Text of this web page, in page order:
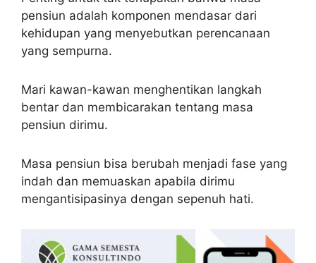
pensiun adalah komponen mendasar dari
kehidupan yang menyebutkan perencanaan
yang sempurna.
Mari kawan-kawan menghentikan langkah
bentar dan membicarakan tentang masa
pensiun dirimu.
Masa pensiun bisa berubah menjadi fase yang
indah dan memuaskan apabila dirimu
mengantisipasinya dengan sepenuh hati.